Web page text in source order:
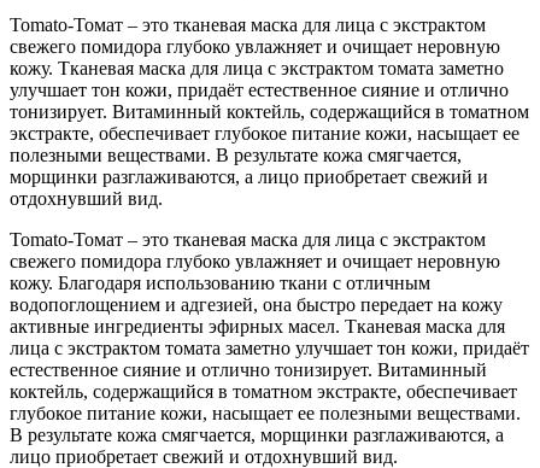
Tomato-Томат – это тканевая маска для лица с экстрактом
свежего помидора глубоко увлажняет и очищает неровную
кожу. Тканевая маска для лица с экстрактом томата заметно
улучшает тон кожи, придаёт естественное сияние и отлично
тонизирует. Витаминный коктейль, содержащийся в томатном
экстракте, обеспечивает глубокое питание кожи, насыщает ее
полезными веществами. В результате кожа смягчается,
морщинки разглаживаются, а лицо приобретает свежий и
отдохнувший вид.
Tomato-Томат – это тканевая маска для лица с экстрактом
свежего помидора глубоко увлажняет и очищает неровную
кожу. Благодаря использованию ткани с отличным
водопоглощением и адгезией, она быстро передает на кожу
активные ингредиенты эфирных масел. Тканевая маска для
лица с экстрактом томата заметно улучшает тон кожи, придаёт
естественное сияние и отлично тонизирует. Витаминный
коктейль, содержащийся в томатном экстракте, обеспечивает
глубокое питание кожи, насыщает ее полезными веществами.
В результате кожа смягчается, морщинки разглаживаются, а
лицо приобретает свежий и отдохнувший вид.